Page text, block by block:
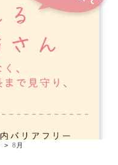
8 月